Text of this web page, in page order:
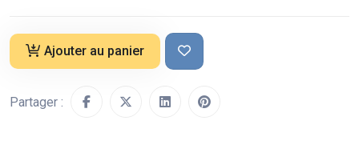
Ajouter au panier
Partager :